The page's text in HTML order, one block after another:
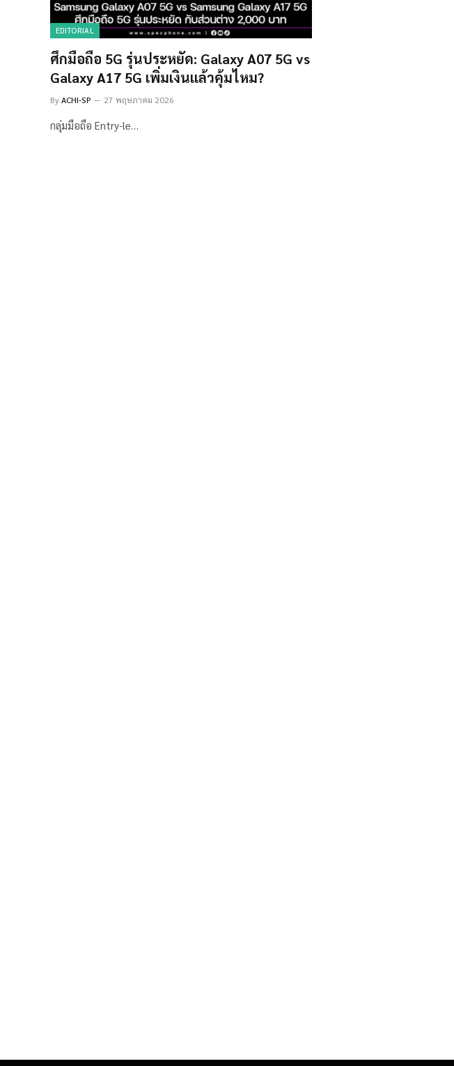
EDITORIAL
ศึกมือถือ 5G รุ่นประหยัด: Galaxy A07 5G vs
Galaxy A17 5G เพิ่มเงินแล้วคุ้มไหม?
ByACHI-SP 27 พฤษภาคม 2026
กลุ่มมือถือ Entry-le…